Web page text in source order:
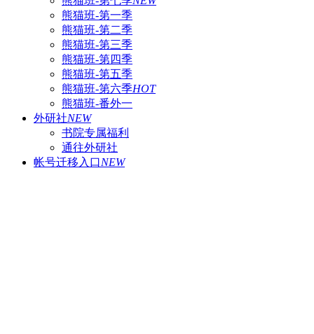
熊猫班-第一季
熊猫班-第二季
熊猫班-第三季
熊猫班-第四季
熊猫班-第五季
熊猫班-第六季HOT
熊猫班-番外一
外研社NEW
书院专属福利
通往外研社
帐号迁移入口NEW